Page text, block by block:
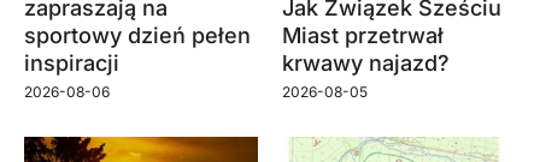
zapraszają na
sportowy dzień pełen
inspiracji
2026-08-06
Jak Związek Sześciu
Miast przetrwał
krwawy najazd?
2026-08-05